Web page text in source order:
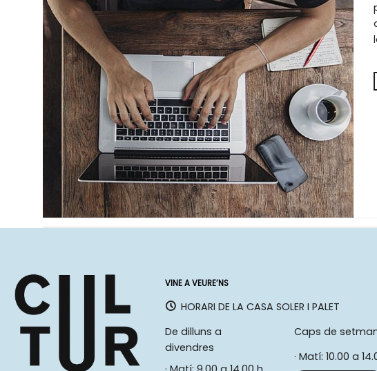
VINE A VEURE’NS
HORARI DE LA CASA SOLER I PALET
De dilluns a
divendres
Caps de
· Matí: 10.00 a